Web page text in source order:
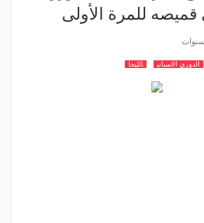
قميصه للمرة الأولى
الدوري الاسباني الليجا